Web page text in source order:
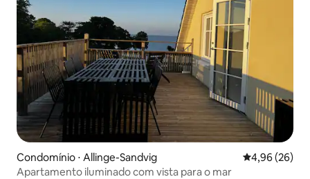
Condomínio ⋅ Allinge-Sandvig 4,96 de uma
4,96 (26)
Apartamento iluminado com vista para o mar